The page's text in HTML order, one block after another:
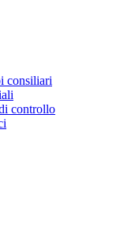
consiliari
controllo